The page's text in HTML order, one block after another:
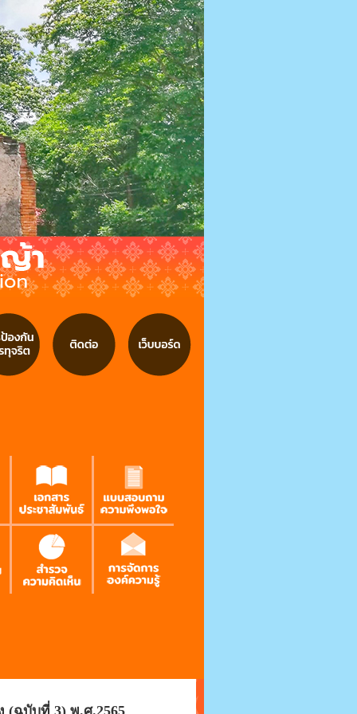
(ฉบับที่ 3) พ.ศ.2565